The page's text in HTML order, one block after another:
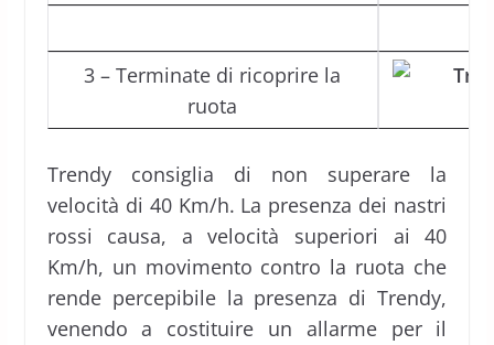
3 – Terminate di ricoprire la
ruota
Trendy consiglia di non superare la
velocità di 40 Km/h. La presenza dei nastri
rossi causa, a velocità superiori ai 40
Km/h, un movimento contro la ruota che
rende percepibile la presenza di Trendy,
venendo a costituire un allarme per il